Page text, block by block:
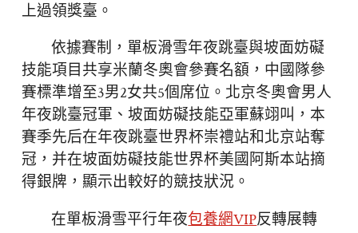
上過領獎臺。
依據賽制，單板滑雪年夜跳臺與坡面妨礙
技能項目共享米蘭冬奧會參賽名額，中國隊參
賽標準增至3男2女共5個席位。北京冬奧會男人
年夜跳臺冠軍、坡面妨礙技能亞軍蘇翊叫，本
賽季先后在年夜跳臺世界杯崇禮站和北京站奪
冠，并在坡面妨礙技能世界杯美國阿斯本站摘
得銀牌，顯示出較好的競技狀況。
在單板滑雪平行年夜包養網VIP反轉展轉